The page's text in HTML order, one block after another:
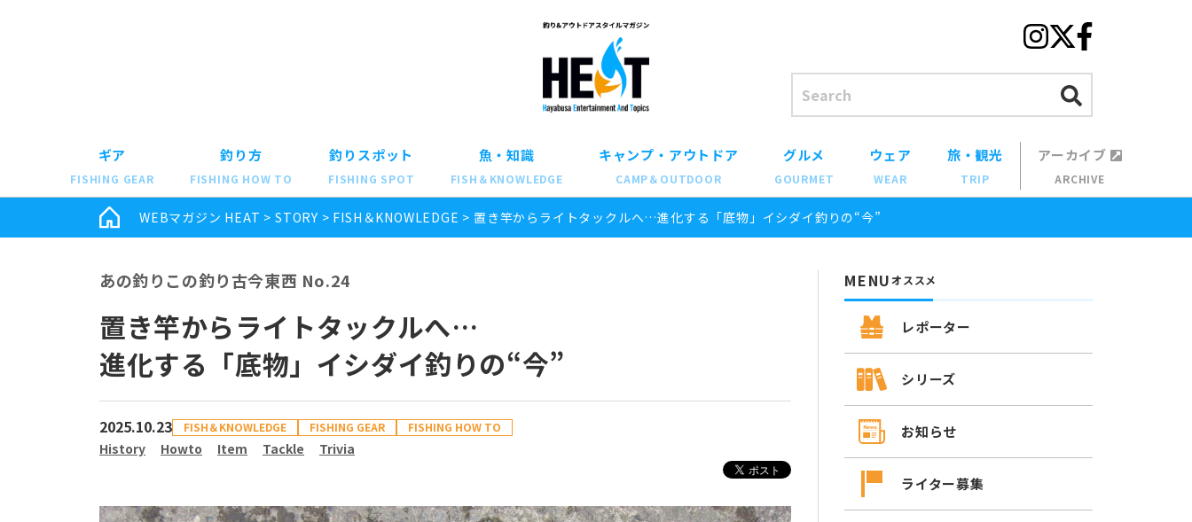
ギア
FISHING GEAR
釣り方
FISHING HOW TO
釣りスポット
FISHING SPOT
魚・知識
FISH＆KNOWLEDGE
キャンプ・アウトドア
CAMP＆OUTDOOR
グルメ
GOURMET
ウェア
WEAR
旅・観光
TRIP
アーカイブ
ARCHIVE
WEBマガジン HEAT >STORY > FISH＆KNOWLEDGE > 置き竿からライトタックルへ…進化する「底物」イシダイ釣りの“今”
あの釣りこの釣り古今東西 No.24
置き竿からライトタックルへ…
進化する「底物」イシダイ釣りの“今”
2025.10.23 FISH＆KNOWLEDGE FISHING GEAR FISHING HOW TO
History Howto Item Tackle Trivia
MENUオススメ
レポーター
シリーズ
お知らせ
ライター募集